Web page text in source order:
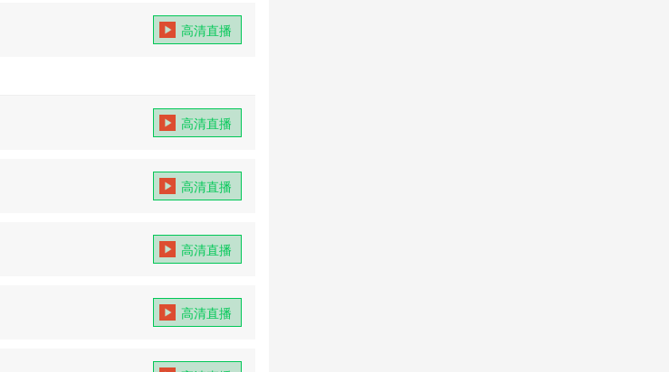
高清直播
高清直播
高清直播
高清直播
高清直播